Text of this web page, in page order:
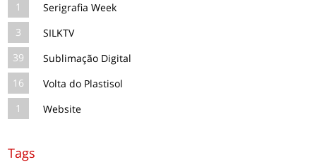
1
Serigrafia Week
3
SILKTV
39
Sublimação Digital
16
Volta do Plastisol
1
Website
Tags